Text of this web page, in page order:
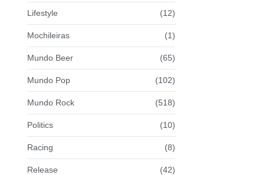
Lifestyle (12)
Mochileiras (1)
Mundo Beer (65)
Mundo Pop (102)
Mundo Rock (518)
Politics (10)
Racing (8)
Release (42)